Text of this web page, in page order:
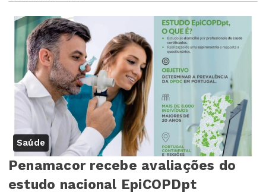
Saúde
Penamacor recebe avaliações do
estudo nacional EpiCOPDpt